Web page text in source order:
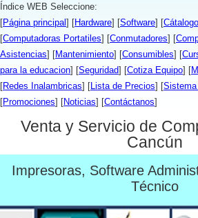
Índice WEB Seleccione:
[Página principal ] [Hardware] [Software] [Cátalogo
[Computadoras Portatiles] [Conmutadores] [
Asistencias] [Mantenimiento] [Consumibles] [
para la educacion] [Seguridad] [Cotiza Equipo] [
[Redes Inalambricas] [ Lista de Precios] [
[Promociones] [Noticias] [Contáctanos]
Venta y Servicio de
Cancún
Impresoras, Software
Técnico